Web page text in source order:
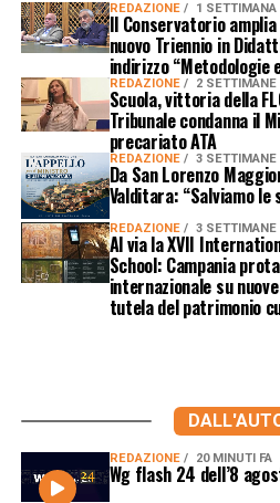
REDAZIONE 1 SETTIMANA
Il Conservatorio
nuovo Triennio in
indirizzo “Metodologie
REDAZIONE 2 SETTIMANE
Scuola, vittoria della
Tribunale condanna il
precariato ATA
REDAZIONE 3 SETTIMANE
Da San Lorenzo
Valditara: “Salviamo le
REDAZIONE 3 SETTIMANE
Al via la XVII
School: Campania
internazionale su
tutela del patrimonio
REDAZIONE 20 MINUTI FA
Wg flash 24 dell’8